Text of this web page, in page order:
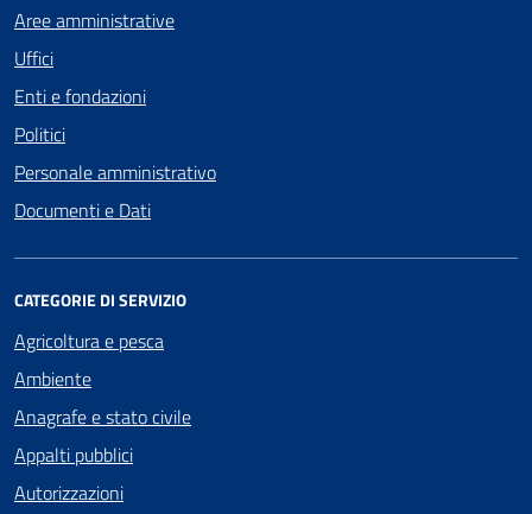
Aree amministrative
Uffici
Enti e fondazioni
Politici
Personale amministrativo
Documenti e Dati
CATEGORIE DI SERVIZIO
Agricoltura e pesca
Ambiente
Anagrafe e stato civile
Appalti pubblici
Autorizzazioni